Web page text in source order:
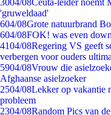
3004/08Ceuta-leider noemt
'gruweldaad'
604/08Grote natuurbrand
604/08FOK! was even down
4104/08Regering VS geeft
verbergen voor ouders
5904/08Vrouw die
Afghaanse asielzoeker
2504/08Lekker op vakantie
probleem
2304/08Random Pics van